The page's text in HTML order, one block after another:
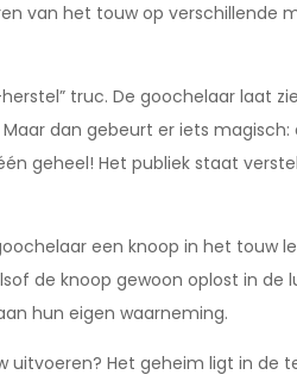
van het touw op verschillende
truc. De goochelaar laat
dan gebeurt er iets
geheel! Het publiek staat
een knoop in het touw
de knoop gewoon oplost in de
hun eigen waarneming.
Het geheim ligt in de